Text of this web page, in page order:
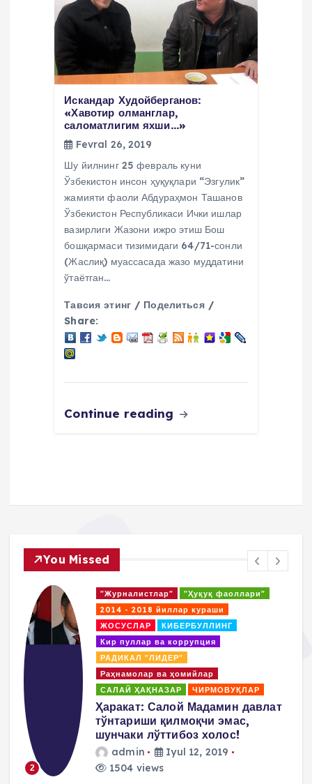
Искандар Худойберганов:
«Хавотир олманглар,
саломатлигим яхши…»
Fevral 26, 2019
Шу йилнинг 25 февраль куни
Ўзбекистон инсон ҳуқуқлари “Эзгулик”
жамияти фаоли Абдураҳмон Ташанов
Ўзбекистон Республикаси Ички ишлар
вазирлиги Жазони ижро этиш Бош
бошқармаси тизимидаги 64/71-сонли
(Жаслиқ) муассасада жазо муддатини
ўтаётган…
Тавсия этинг / Поделиться /
Share:
Continue reading
You Missed
2
"Журналистлар"
"Ҳуқуқ фаоллари"
2014 - 2018 йиллар кураши
ЖОСУСЛАР
КИБЕРБУЛЛИНГ
Кир пуллар ва коррупция
РАДИКАЛ "ЛИДЕР"
Раҳнамолар ва ҳомийлар
САЛАЙ ҲАҚНАЗАР
ЧИРМОВУҚЛАР
Ҳаракат: Салой Мадамин давлат
тўнтариши қилмоқчи эмас,
шунчаки лўттибоз холос!
admin
Iyul 12, 2019
1504 views